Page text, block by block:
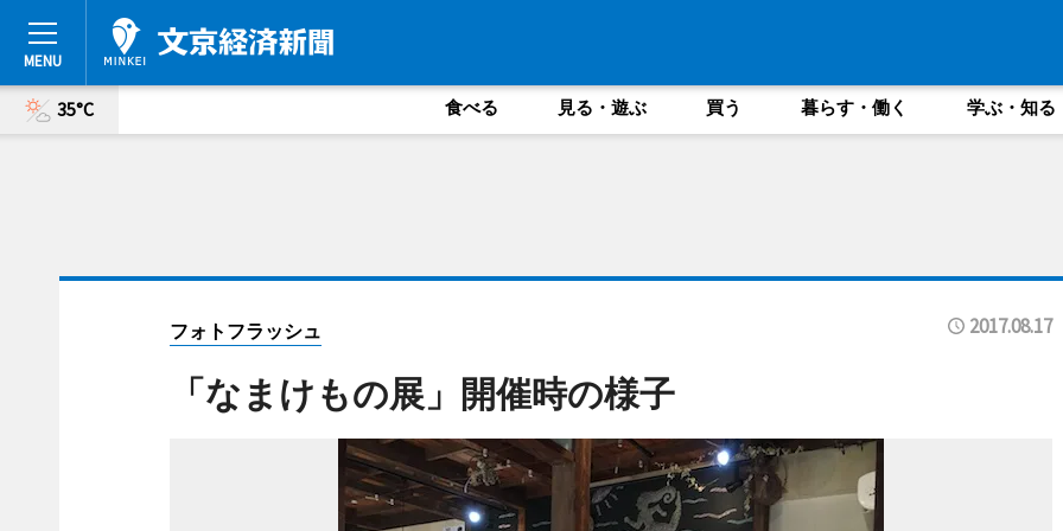
35°C 食べる 見る・遊ぶ 買う 暮らす・働く 学ぶ・知る
フォトフラッシュ 2017.08.17
「なまけもの展」開催時の様子